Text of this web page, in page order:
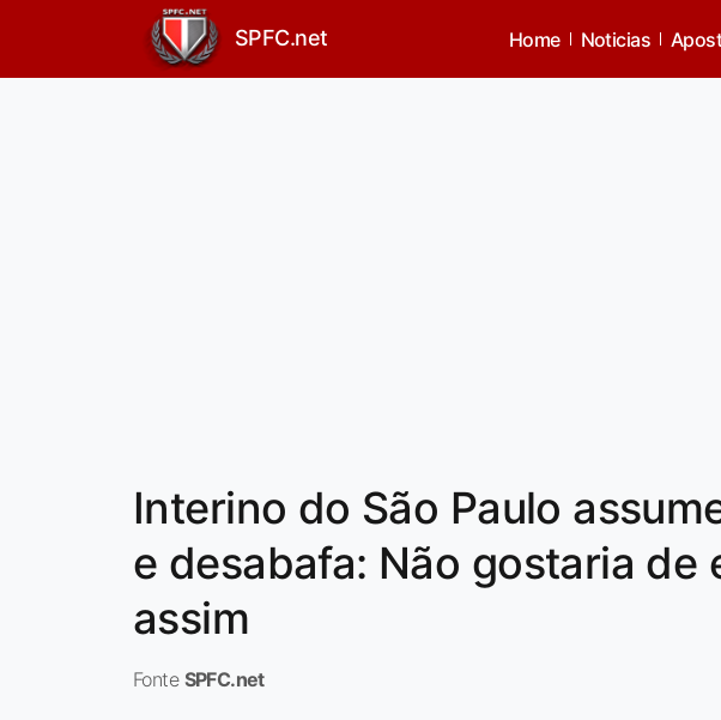
SPFC.net Home Noticias
Interino do São Paulo
e desabafa: Não gostaria de
assim
Fonte SPFC.net